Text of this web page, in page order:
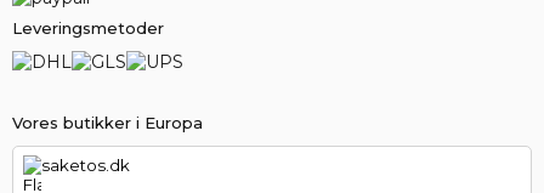
Vores butikker i Europa
saketos.dk
Leveringsmetoder